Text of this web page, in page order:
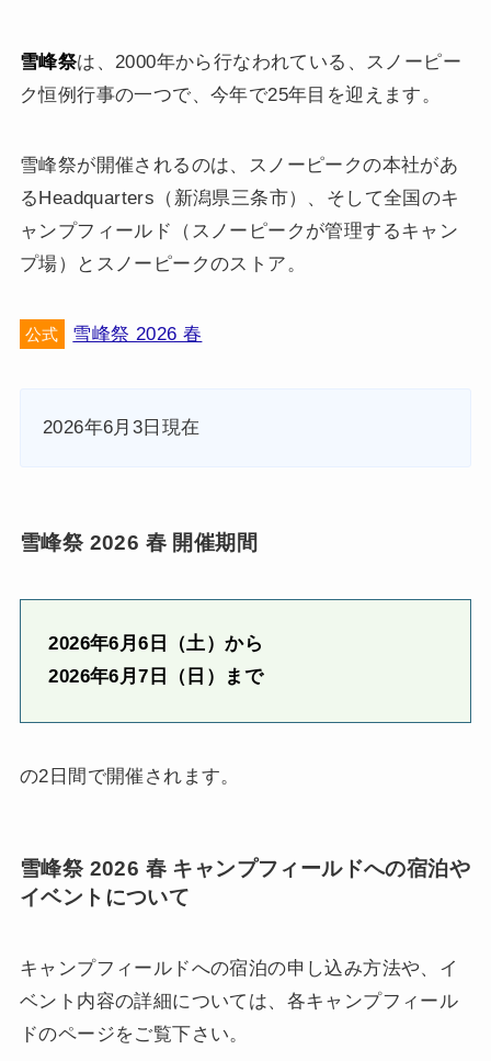
雪峰祭は、2000年から行なわれている、スノーピー
ク恒例行事の一つで、今年で25年目を迎えます。
雪峰祭が開催されるのは、スノーピークの本社があ
るHeadquarters（新潟県三条市）、そして全国のキ
ャンプフィールド（スノーピークが管理するキャン
プ場）とスノーピークのストア。
公式 雪峰祭 2026 春
2026年6月3日現在
雪峰祭 2026 春 開催期間
2026年6月6日（土）から
2026年6月7日（日）まで
の2日間で開催されます。
雪峰祭 2026 春 キャンプフィールドへの宿泊や
イベントについて
キャンプフィールドへの宿泊の申し込み方法や、イ
ベント内容の詳細については、各キャンプフィール
ドのページをご覧下さい。